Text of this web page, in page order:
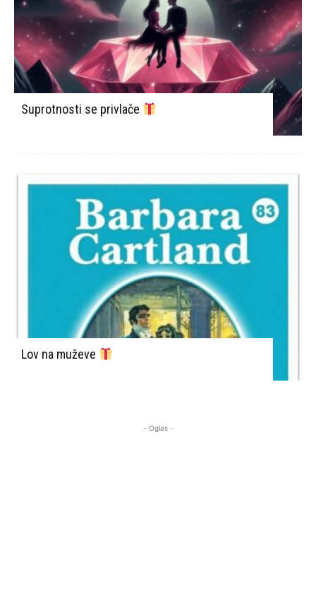
Suprotnosti se privlače
Lov na muževe
- Oglas -